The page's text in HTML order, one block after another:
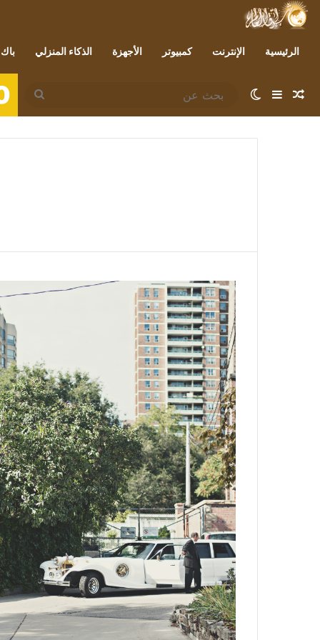
الرئيسية الإنترنت كمبيوتر الأجهزة الذكاء المنزلي
مقال عشوائي
إضافة عمود جانبي
الوضع المظلم
بحث
عن